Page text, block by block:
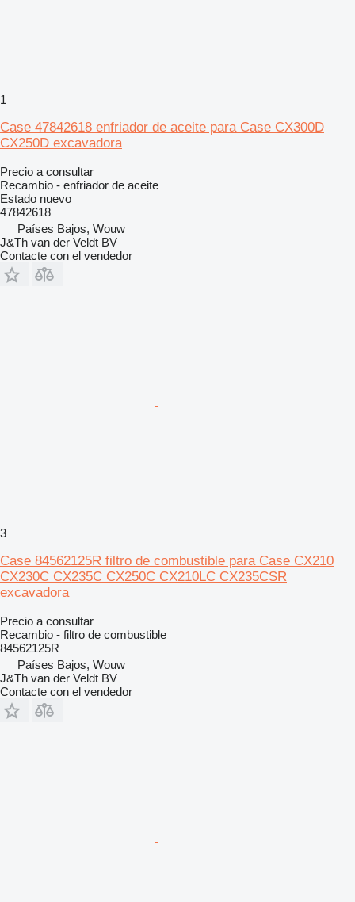
1
Case 47842618 enfriador de aceite para Case CX300D
CX250D excavadora
Precio a consultar
Recambio - enfriador de aceite
Estado nuevo
47842618
Países Bajos, Wouw
J&Th van der Veldt BV
Contacte con el vendedor
3
Case 84562125R filtro de combustible para Case CX210
CX230C CX235C CX250C CX210LC CX235CSR
excavadora
Precio a consultar
Recambio - filtro de combustible
84562125R
Países Bajos, Wouw
J&Th van der Veldt BV
Contacte con el vendedor